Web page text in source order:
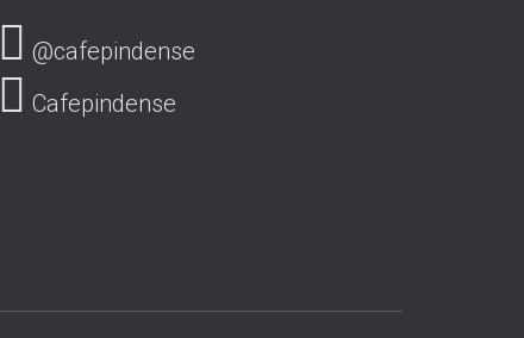
@cafepindense
Cafepindense